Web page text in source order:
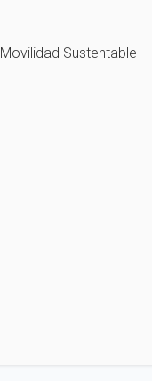
Movilidad Sustentable